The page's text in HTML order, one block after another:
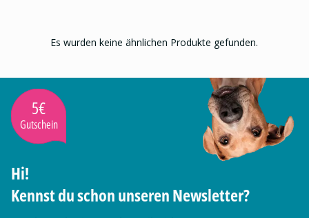
Es wurden keine ähnlichen Produkte gefunden.
5€
Gutschein
Hi!
Kennst du schon unseren Newsletter?